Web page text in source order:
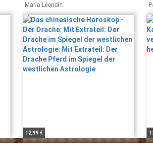
Drache im Spiegel der
westlichen Astrologie: Mit
Extrateil: Der Drache Pferd
im Spiegel der westlichen
Astrologie
Maria Leondin
12,99 €